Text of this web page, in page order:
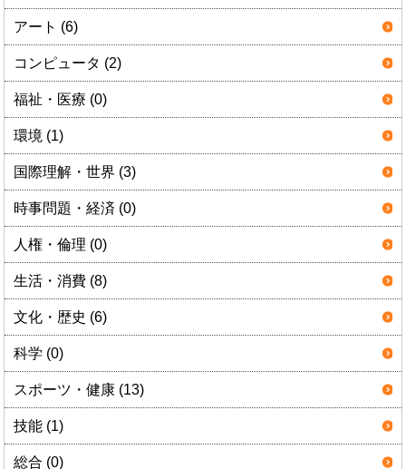
アート (6)
コンピュータ (2)
福祉・医療 (0)
環境 (1)
国際理解・世界 (3)
時事問題・経済 (0)
人権・倫理 (0)
生活・消費 (8)
文化・歴史 (6)
科学 (0)
スポーツ・健康 (13)
技能 (1)
総合 (0)